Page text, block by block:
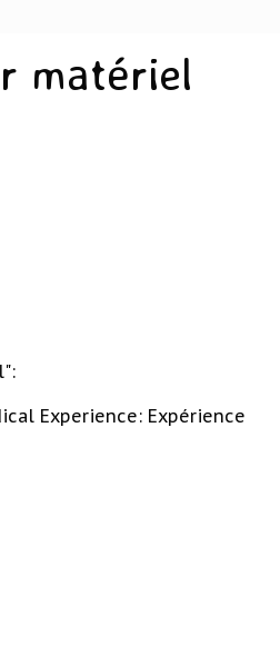
matériel
Experience: Expérience